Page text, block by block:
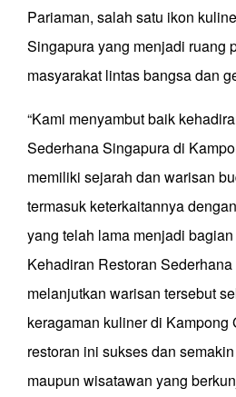
Pariaman, salah satu ikon
Singapura yang menjadi ruang
masyarakat lintas bangsa dan
“Kami menyambut baik
Sederhana Singapura di
memiliki sejarah dan warisan
termasuk keterkaitannya
yang telah lama menjadi
Kehadiran Restoran
melanjutkan warisan tersebut
keragaman kuliner di Kampong
restoran ini sukses dan
maupun wisatawan yang